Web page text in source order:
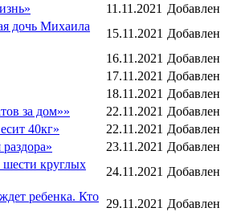
11.11.2021 Добавлен
дочь Михаила
15.11.2021 Добавлен
16.11.2021 Добавлен
17.11.2021 Добавлен
18.11.2021 Добавлен
за дом»»
22.11.2021 Добавлен
40кг»
22.11.2021 Добавлен
23.11.2021 Добавлен
круглых
24.11.2021 Добавлен
ребенка. Кто
29.11.2021 Добавлен